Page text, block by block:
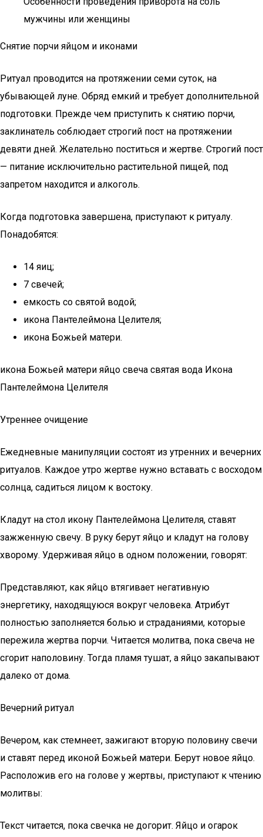
мужчины или женщины
Снятие порчи яйцом и иконами
Ритуал проводится на протяжении семи суток, на
убывающей луне. Обряд емкий и требует дополнительной
подготовки. Прежде чем приступить к снятию порчи,
заклинатель соблюдает строгий пост на протяжении
девяти дней. Желательно поститься и жертве. Строгий пост
— питание исключительно растительной пищей, под
запретом находится и алкоголь.
Когда подготовка завершена, приступают к ритуалу.
Понадобятся:
14 яиц;
7 свечей;
емкость со святой водой;
икона Пантелеймона Целителя;
икона Божьей матери.
икона Божьей матери яйцо свеча святая вода Икона
Пантелеймона Целителя
Утреннее очищение
Ежедневные манипуляции состоят из утренних и вечерних
ритуалов. Каждое утро жертве нужно вставать с восходом
солнца, садиться лицом к востоку.
Кладут на стол икону Пантелеймона Целителя, ставят
зажженную свечу. В руку берут яйцо и кладут на голову
хворому. Удерживая яйцо в одном положении, говорят:
Представляют, как яйцо втягивает негативную
энергетику, находящуюся вокруг человека. Атрибут
полностью заполняется болью и страданиями, которые
пережила жертва порчи. Читается молитва, пока свеча не
сгорит наполовину. Тогда пламя тушат, а яйцо закапывают
далеко от дома.
Вечерний ритуал
Вечером, как стемнеет, зажигают вторую половину свечи
и ставят перед иконой Божьей матери. Берут новое яйцо.
Расположив его на голове у жертвы, приступают к чтению
молитвы:
Текст читается, пока свечка не догорит. Яйцо и огарок